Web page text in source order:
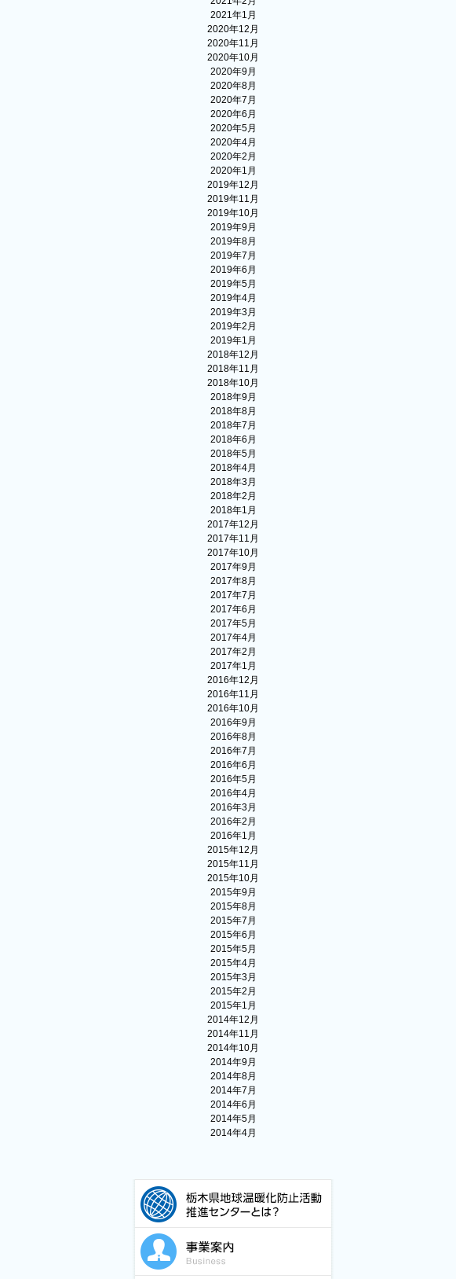
2021年1月
2020年12月
2020年11月
2020年10月
2020年9月
2020年8月
2020年7月
2020年6月
2020年5月
2020年4月
2020年2月
2020年1月
2019年12月
2019年11月
2019年10月
2019年9月
2019年8月
2019年7月
2019年6月
2019年5月
2019年4月
2019年3月
2019年2月
2019年1月
2018年12月
2018年11月
2018年10月
2018年9月
2018年8月
2018年7月
2018年6月
2018年5月
2018年4月
2018年3月
2018年2月
2018年1月
2017年12月
2017年11月
2017年10月
2017年9月
2017年8月
2017年7月
2017年6月
2017年5月
2017年4月
2017年2月
2017年1月
2016年12月
2016年11月
2016年10月
2016年9月
2016年8月
2016年7月
2016年6月
2016年5月
2016年4月
2016年3月
2016年2月
2016年1月
2015年12月
2015年11月
2015年10月
2015年9月
2015年8月
2015年7月
2015年6月
2015年5月
2015年4月
2015年3月
2015年2月
2015年1月
2014年12月
2014年11月
2014年10月
2014年9月
2014年8月
2014年7月
2014年6月
2014年5月
2014年4月